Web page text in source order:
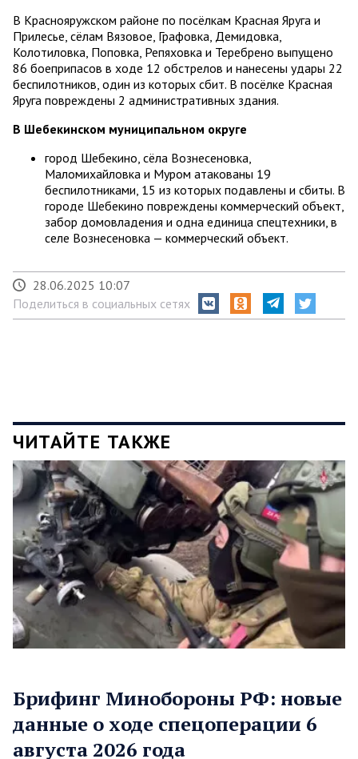
В Краснояружском районе по посёлкам Красная Яруга и
Прилесье, сёлам Вязовое, Графовка, Демидовка,
Колотиловка, Поповка, Репяховка и Теребрено выпущено
86 боеприпасов в ходе 12 обстрелов и нанесены удары 22
беспилотников, один из которых сбит. В посёлке Красная
Яруга повреждены 2 административных здания.
В Шебекинском муниципальном округе
город Шебекино, сёла Вознесеновка,
Маломихайловка и Муром атакованы 19
беспилотниками, 15 из которых подавлены и сбиты. В
городе Шебекино повреждены коммерческий объект,
забор домовладения и одна единица спецтехники, в
селе Вознесеновка — коммерческий объект.
28.06.2025 10:07
Поделиться в социальных сетях
ЧИТАЙТЕ ТАКЖЕ
Брифинг Минобороны РФ: новые
данные о ходе спецоперации 6
августа 2026 года